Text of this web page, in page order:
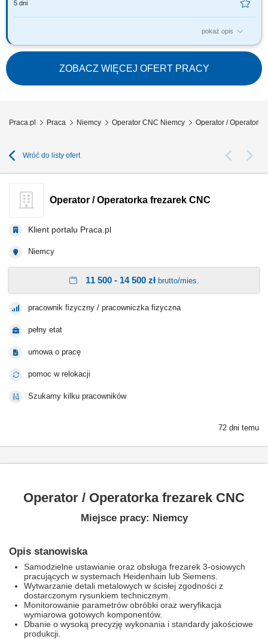
5 dni
pokaż opis
Opis stanowiska: Samodzielna obsługa i nadzór nad pracą maszyn CNC
(tokarek i frezarek). Ustawianie parametrów obróbki i monitorowanie
procesu produkcji. Kontrola jakości wykonanych elementów zgodnie z
rysunkiem technicznym i normami. Wykonywanie bieżących korekt i
drobnych prac...
ZOBACZ WIĘCEJ OFERT PRACY
Praca.pl Praca Niemcy Operator CNC Niemcy Operator /
Wróć do listy ofert
Operator / Operatorka frezarek CNC
Klient portalu Praca.pl
Niemcy
11 500 - 14 500 złbrutto/mies.
pracownik fizyczny / pracowniczka fizyczna
pełny etat
umowa o pracę
pomoc w relokacji
Szukamy kilku pracowników
72 dni temu
Operator / Operatorka frezarek CNC
Miejsce pracy: Niemcy
Opis stanowiska
Samodzielne ustawianie oraz obsługa frezarek 3-osiowych
pracujących w systemach Heidenhain lub Siemens.
Wytwarzanie detali metalowych w ścisłej zgodności z
dostarczonym rysunkiem technicznym.
Monitorowanie parametrów obróbki oraz weryfikacja
wymiarowa gotowych komponentów.
Dbanie o wysoką precyzję wykonania i standardy jakościowe
produkcji.